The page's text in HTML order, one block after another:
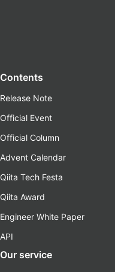
Contents
Release Note
Official Event
Official Column
Advent Calendar
Qiita Tech Festa
Qiita Award
Engineer White Paper
API
Our service